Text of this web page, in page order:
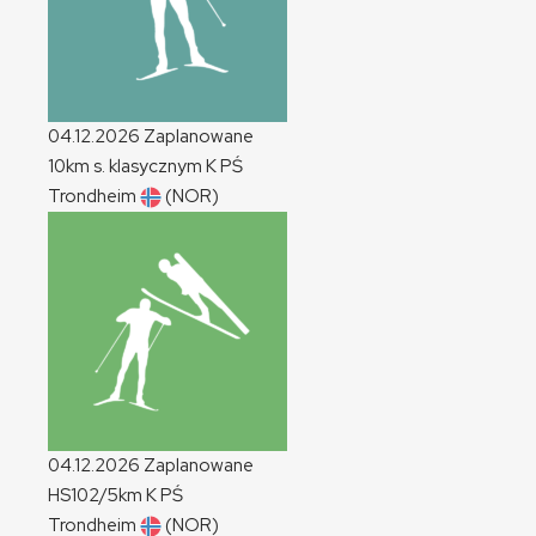
04.12.2026 Zaplanowane
10km s. klasycznym KPŚ
Trondheim
(NOR)
04.12.2026 Zaplanowane
HS102/5km KPŚ
Trondheim
(NOR)